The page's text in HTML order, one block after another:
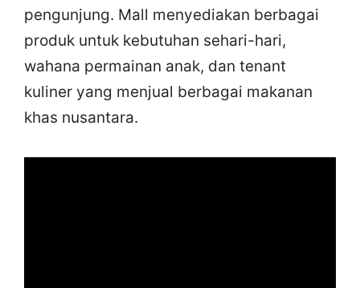
pengunjung. Mall menyediakan berbagai
produk untuk kebutuhan sehari-hari,
wahana permainan anak, dan tenant
kuliner yang menjual berbagai makanan
khas nusantara.